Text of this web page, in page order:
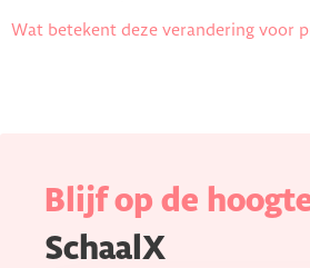
Wat betekent deze verandering voor
Blijf op de
SchaalX